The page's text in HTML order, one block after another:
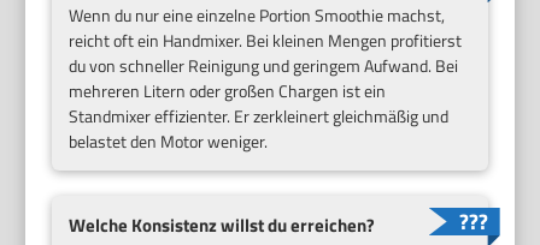
Wenn du nur eine einzelne Portion Smoothie machst,
reicht oft ein Handmixer. Bei kleinen Mengen profitierst
du von schneller Reinigung und geringem Aufwand. Bei
mehreren Litern oder großen Chargen ist ein
Standmixer effizienter. Er zerkleinert gleichmäßig und
belastet den Motor weniger.
Welche Konsistenz willst du erreichen?